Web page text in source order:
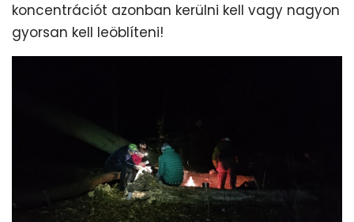
koncentrációt azonban kerülni kell vagy nagyon
gyorsan kell leöblíteni!